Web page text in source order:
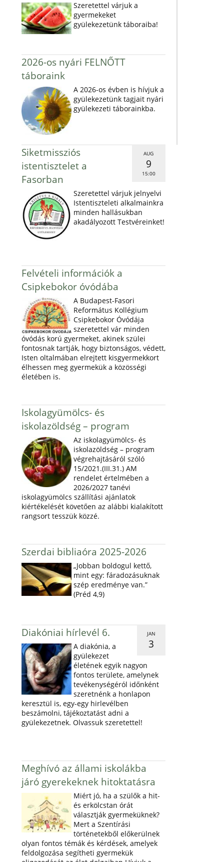
Szeretettel várjuk a
gyermekeket
gyülekezetünk táboraiba!
2026-os nyári FELNŐTT
táboraink
A 2026-os évben is hívjuk a
gyülekezetünk tagjait nyári
gyülekezeti táborainkba.
AUG
9
15:00
Siketmissziós
istentisztelet a
Fasorban
Szeretettel várjuk jelnyelvi
Istentiszteleti alkalmainkra
minden hallásukban
akadályozott Testvéreinket!
Felvételi információk a
Csipkebokor óvódába
A Budapest-Fasori
Református Kollégium
Csipkebokor Óvódája
szeretettel vár minden
óvódás korú gyermeket, akinek szülei
fontosnak tartják, hogy biztonságos, védett,
Isten oltalmában elrejtett kisgyermekkort
élhessen meg gyermekük a közösségi
életében is.
Iskolagyümölcs- és
iskolazöldség – program
Az iskolagyümölcs- és
iskolazöldség – program
végrehajtásáról szóló
15/2021.(III.31.) AM
rendelet értelmében a
2026/2027 tanévi
iskolagyümölcs szállítási ajánlatok
kiértékelését követően az alábbi kialakított
rangsort tesszük közzé.
Szerdai bibliaóra 2025-2026
„Jobban boldogul kettő,
mint egy: fáradozásuknak
szép eredménye van.”
(Préd 4,9)
JAN
3
Diakóniai hírlevél 6.
A diakónia, a
gyülekezet
életének egyik nagyon
fontos területe, amelynek
tevékenységéról időnként
szeretnénk a honlapon
keresztül is, egy-egy hirlevélben
beszámolni, tájékoztatást adni a
gyülekezetnek. Olvassuk szeretettel!
Meghívó az állami iskolákba
járó gyerekeknek hitoktatásra
Miért jó, ha a szülők a hit-
és erkölcstan órát
választják gyermeküknek?
Mert a Szentírási
történetekből előkerülnek
olyan fontos témák és kérdések, amelyek
feldolgozása segítheti gyermekük